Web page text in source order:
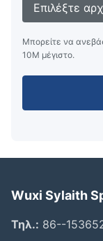
Επιλέξτε
Μπορείτε να
10M μέγιστο.
Wuxi Sylaith
Τηλ.: 86--